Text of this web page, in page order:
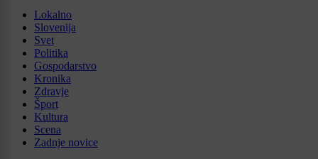
Lokalno
Slovenija
Svet
Politika
Gospodarstvo
Kronika
Zdravje
Šport
Kultura
Scena
Zadnje novice